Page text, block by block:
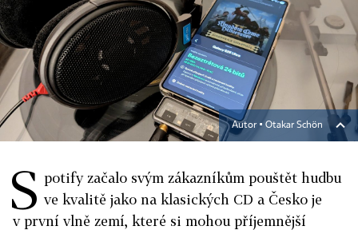
Autor ▪ Otakar Schön
S potify začalo svým zákazníkům pouštět hudbu
ve kvalitě jako na klasických CD a Česko je
v první vlně zemí, které si mohou příjemnější